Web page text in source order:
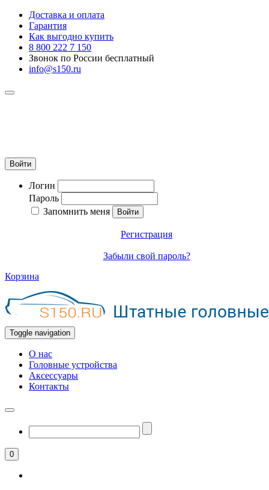
Доставка и оплата
Гарантия
Как выгодно купить
8 800 222 7 150
Звонок по России бесплатный
info@s150.ru
Войти
Логин
Пароль
Запомнить меня
Регистрация
Забыли свой пароль?
Корзина
Toggle navigation
О нас
Головные устройства
Аксессуары
Контакты
0